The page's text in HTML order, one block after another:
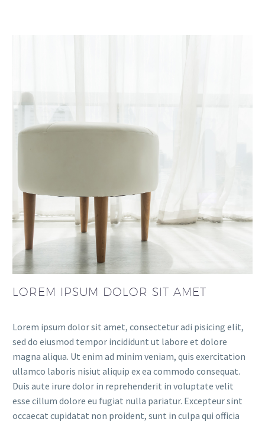
LOREM IPSUM DOLOR SIT AMET
Lorem ipsum dolor sit amet, consectetur adi pisicing elit,
sed do eiusmod tempor incididunt ut labore et dolore
magna aliqua. Ut enim ad minim veniam, quis exercitation
ullamco laboris nisiut aliquip ex ea commodo consequat.
Duis aute irure dolor in reprehenderit in voluptate velit
esse cillum dolore eu fugiat nulla pariatur. Excepteur sint
occaecat cupidatat non proident, sunt in culpa qui officia